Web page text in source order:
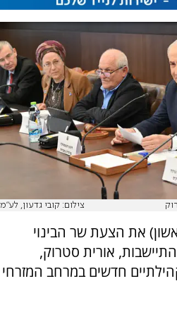
צילום: קובי גדעון, לע"מ
את הצעת שר הבינוי
אורית סטרוק,
חדשים במרחב המזרחי